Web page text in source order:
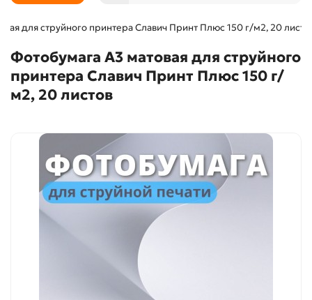
для струйного принтера Славич Принт Плюс 150 г/м2, 20
Фотобумага А3 матовая для струйного
принтера Славич Принт Плюс 150 г/
м2, 20 листов